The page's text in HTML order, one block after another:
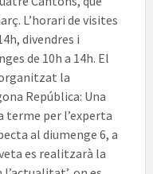
L’horari de visites
divendres i
de 10h a 14h. El
la
República: Una
terme per l’experta
al diumenge 6, a
es realitzarà la